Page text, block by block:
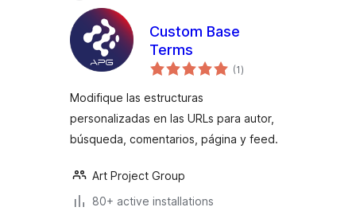
Custom Base
Terms
(1total
ratings
)
Modifique las estructuras
personalizadas en las URLs para autor,
búsqueda, comentarios, página y feed.
Art Project Group
80+ active installations